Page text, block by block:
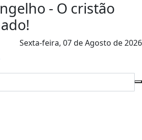
- O cristão
Sexta-feira, 07 de Agosto de 2026